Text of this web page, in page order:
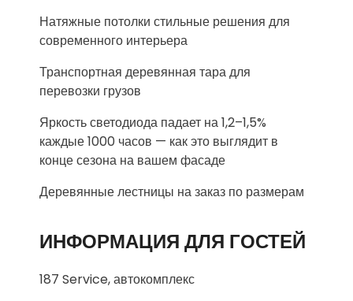
Натяжные потолки стильные решения для
современного интерьера
Транспортная деревянная тара для
перевозки грузов
Яркость светодиода падает на 1,2–1,5%
каждые 1000 часов — как это выглядит в
конце сезона на вашем фасаде
Деревянные лестницы на заказ по размерам
ИНФОРМАЦИЯ ДЛЯ ГОСТЕЙ
187 Service, автокомплекс